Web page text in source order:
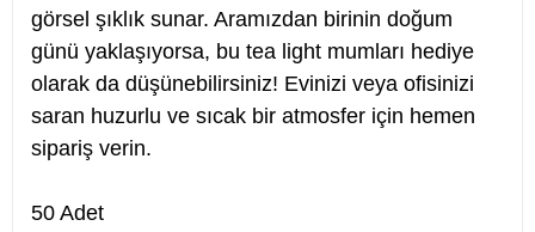
görsel şıklık sunar. Aramızdan birinin doğum
günü yaklaşıyorsa, bu tea light mumları hediye
olarak da düşünebilirsiniz! Evinizi veya ofisinizi
saran huzurlu ve sıcak bir atmosfer için hemen
sipariş verin.
50 Adet